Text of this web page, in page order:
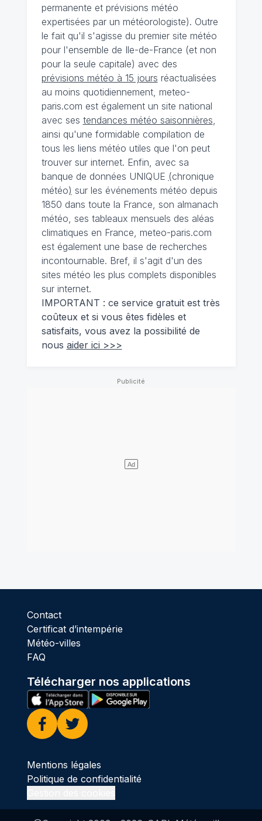
permanente et prévisions météo
expertisées par un météorologiste). Outre
le fait qu'il s'agisse du premier site météo
pour l'ensemble de Ile-de-France (et non
pour la seule capitale) avec des
prévisions météo à 15 jours réactualisées
au moins quotidiennement, meteo-
paris.com est également un site national
avec ses tendances météo saisonnières,
ainsi qu'une formidable compilation de
tous les liens météo utiles que l'on peut
trouver sur internet. Enfin, avec sa
banque de données UNIQUE (chronique
météo) sur les événements météo depuis
1850 dans toute la France, son almanach
météo, ses tableaux mensuels des aléas
climatiques en France, meteo-paris.com
est également une base de recherches
incontournable. Bref, il s'agit d'un des
sites météo les plus complets disponibles
sur internet.
IMPORTANT : ce service gratuit est très
coûteux et si vous êtes fidèles et
satisfaits, vous avez la possibilité de
nous aider ici >>>
Contact
Certificat d’intempérie
Météo-villes
FAQ
Télécharger nos applications
Facebook
Twitter
Mentions légales
Politique de confidentialité